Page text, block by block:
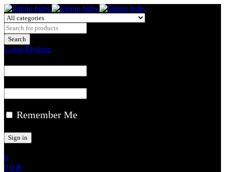
Login/Register
Remember Me
0
0 0 ฿